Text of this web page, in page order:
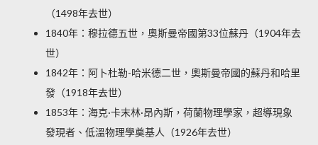
（1498年去世）
1840年：穆拉德五世，奧斯曼帝國第33位蘇丹（1904年去
世）
1842年：阿卜杜勒-哈米德二世，奧斯曼帝國的蘇丹和哈里
發（1918年去世）
1853年：海克·卡末林·昂內斯，荷蘭物理學家，超導現象
發現者、低溫物理學奠基人（1926年去世）